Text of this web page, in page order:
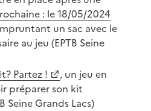
: le 18/05/2024
un sac avec le
au jeu (EPTB Seine
Partez !
, un jeu en
préparer son kit
Seine Grands Lacs)